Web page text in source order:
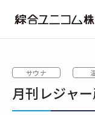
ニ
コ
ム
月刊レジャ
サウナ